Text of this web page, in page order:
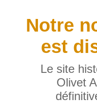
Notre
est
Le site
Olivet